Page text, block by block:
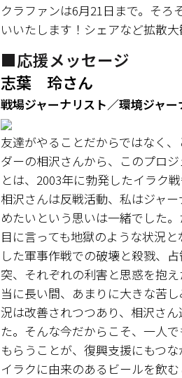
クラファンは6月21日まで。そ
いいたします！シェアなど拡散大
■応援メッセージ
志葉 玲さん
戦場ジャーナリスト／環境ジャー
友達がやることだからではなく
ダーの相沢さんから、このプロ
とは、2003年に勃発したイラク
相沢さんは反戦活動、私はジャ
めたいという思いは一緒でした
目に言っても地獄のような状況
した軍事作戦での破壊と殺戮、
突、それぞれの利害と思惑を抱
当に長い間、あまりに大きな苦
況は改善されつつあり、相沢さ
た。そんな今だからこそ、一人
もらうことが、復興支援にもつ
イラクに由来のあるビールを飲む